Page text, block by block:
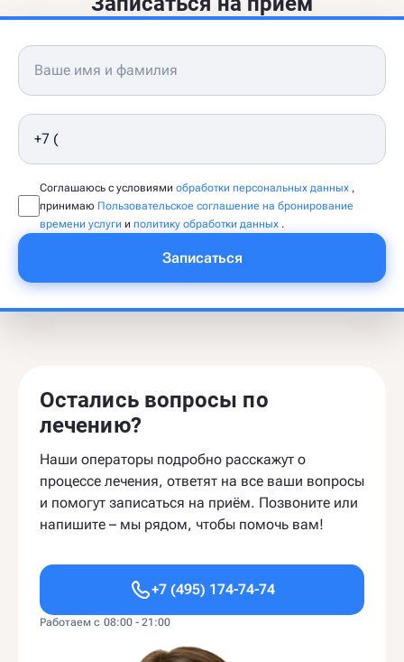
Соглашаюсь с условиями обработки персональных данных ,
принимаю Пользовательское соглашение на бронирование
времени услуги и политику обработки данных .
Записаться
Остались вопросы по
лечению?
Наши операторы подробно расскажут о
процессе лечения, ответят на все ваши вопросы
и помогут записаться на приём. Позвоните или
напишите – мы рядом, чтобы помочь вам!
+7 (495) 174-74-74
Работаем с 08:00 - 21:00